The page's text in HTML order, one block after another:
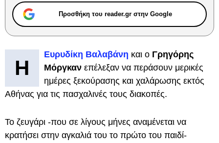
Προσθήκη του reader.gr στην Google
Η
Ευρυδίκη Βαλαβάνη και ο Γρηγόρης
Μόργκαν επέλεξαν να περάσουν μερικές
ημέρες ξεκούρασης και χαλάρωσης εκτός
Αθήνας για τις πασχαλινές τους διακοπές.
Το ζευγάρι -που σε λίγους μήνες αναμένεται να
κρατήσει στην αγκαλιά του το πρώτο του παιδί-